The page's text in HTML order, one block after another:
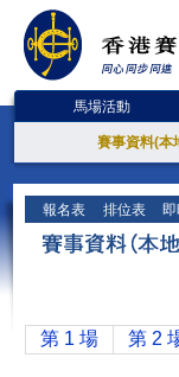
馬場活動
賽事資料(本
報名表 排位表
第 1 場 第 2